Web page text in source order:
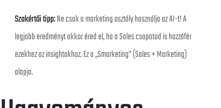
Szakértői tipp:Ne csak a marketing osztály használja az AI-t! A
legjobb eredményt akkor éred el, ha a Sales csapatod is hozzáfér
ezekhez az insightokhoz. Ez a „Smarketing” (Sales + Marketing)
alapja.